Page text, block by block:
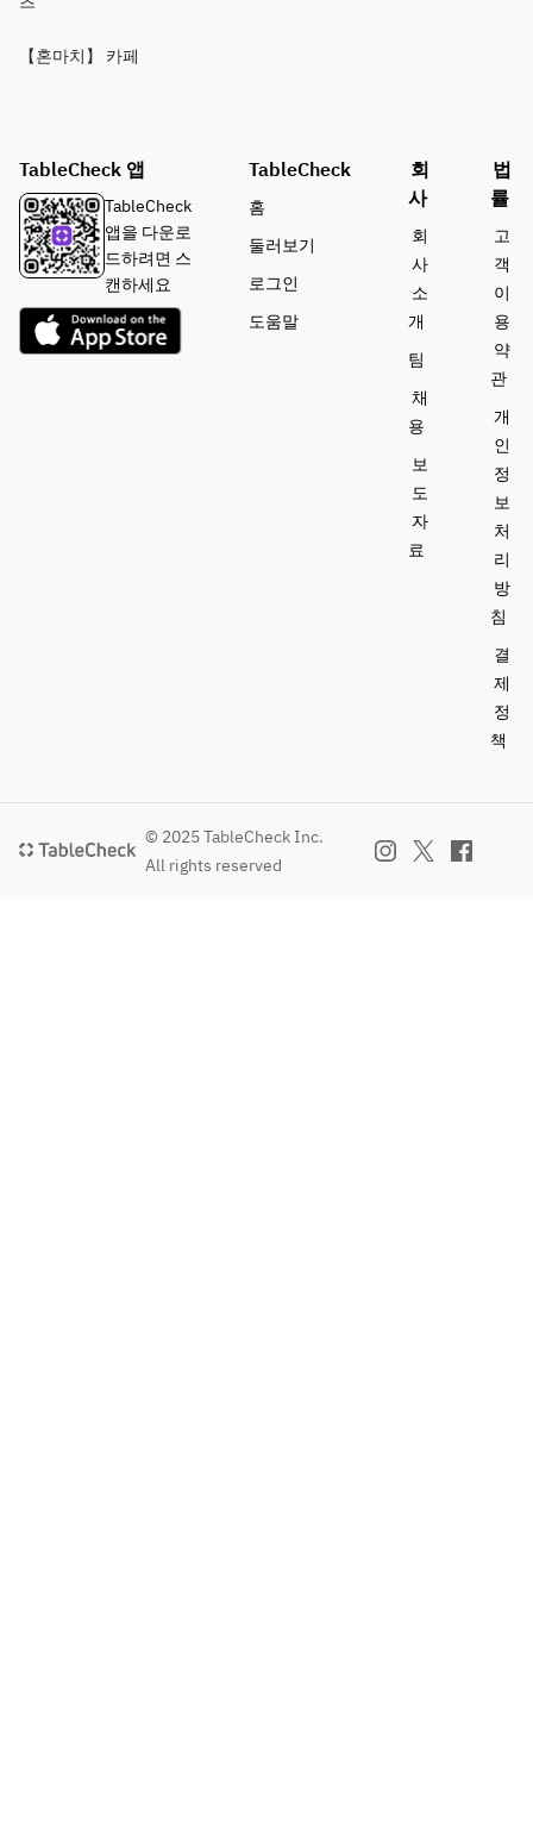
【혼마치】 카페
TableCheck 앱
TableCheck
앱을 다운로
드하려면 스
캔하세요
TableCheck
홈
둘러보기
로그인
도움말
회
사
회
사
소
개
팀
채
용
보
도
자
료
법
률
고
객
이
용
약
관
개
인
정
보
처
리
방
침
결
제
정
책
© 2025 TableCheck Inc.
All rights reserved